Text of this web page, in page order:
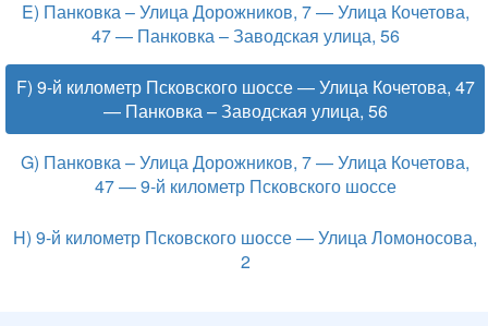
E) Панковка – Улица Дорожников, 7 — Улица Кочетова,
47 — Панковка – Заводская улица, 56
F) 9-й километр Псковского шоссе — Улица Кочетова, 47
— Панковка – Заводская улица, 56
G) Панковка – Улица Дорожников, 7 — Улица Кочетова,
47 — 9-й километр Псковского шоссе
H) 9-й километр Псковского шоссе — Улица Ломоносова,
2